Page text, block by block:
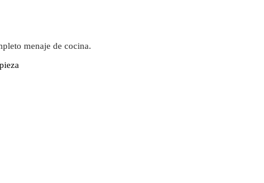
menaje de cocina.